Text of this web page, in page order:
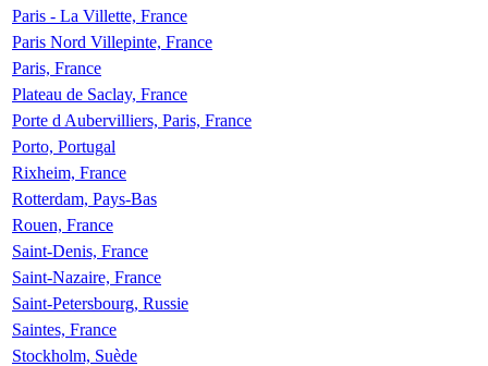
Paris - La Villette, France
Paris Nord Villepinte, France
Paris, France
Plateau de Saclay, France
Porte d Aubervilliers, Paris, France
Porto, Portugal
Rixheim, France
Rotterdam, Pays-Bas
Rouen, France
Saint-Denis, France
Saint-Nazaire, France
Saint-Petersbourg, Russie
Saintes, France
Stockholm, Suède